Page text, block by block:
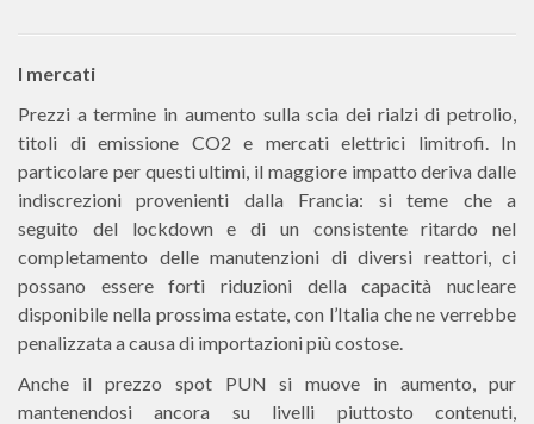
I mercati
Prezzi a termine in aumento sulla scia dei rialzi di petrolio,
titoli di emissione CO2 e mercati elettrici limitrofi. In
particolare per questi ultimi, il maggiore impatto deriva dalle
indiscrezioni provenienti dalla Francia: si teme che a
seguito del lockdown e di un consistente ritardo nel
completamento delle manutenzioni di diversi reattori, ci
possano essere forti riduzioni della capacità nucleare
disponibile nella prossima estate, con l’Italia che ne verrebbe
penalizzata a causa di importazioni più costose.
Anche il prezzo spot PUN si muove in aumento, pur
mantenendosi ancora su livelli piuttosto contenuti,